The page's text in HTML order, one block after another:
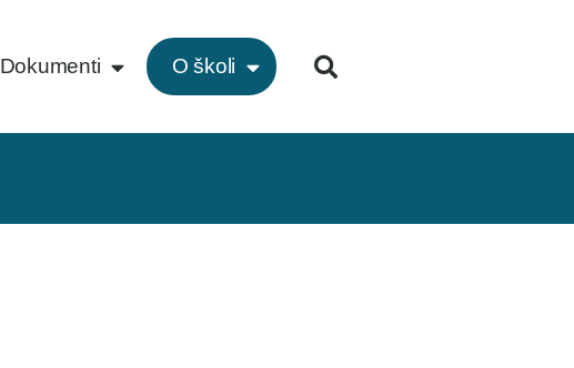
Dokumenti O školi